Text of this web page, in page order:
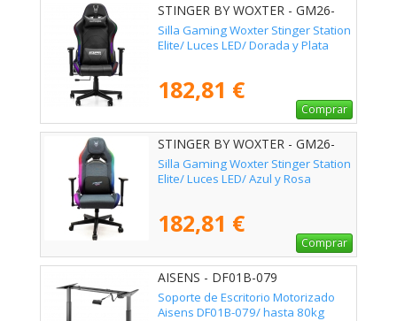
STINGER BY WOXTER - GM26-
068
Silla Gaming Woxter Stinger Station
Elite/ Luces LED/ Dorada y Plata
182,81 €
Comprar
STINGER BY WOXTER - GM26-
121
Silla Gaming Woxter Stinger Station
Elite/ Luces LED/ Azul y Rosa
182,81 €
Comprar
AISENS - DF01B-079
Soporte de Escritorio Motorizado
Aisens DF01B-079/ hasta 80kg